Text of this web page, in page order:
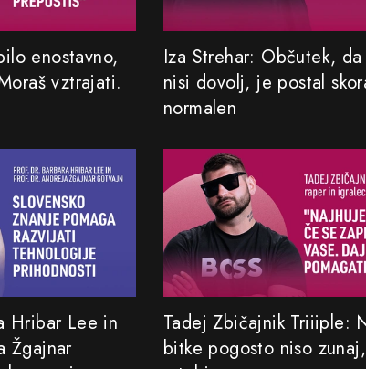
enostavno,
vztrajati.
Iza Strehar: Občutek,
nisi dovolj, je postal
normalen
Hribar Lee in
Žgajnar
Tadej Zbičajnik Triiiple:
bitke pogosto niso